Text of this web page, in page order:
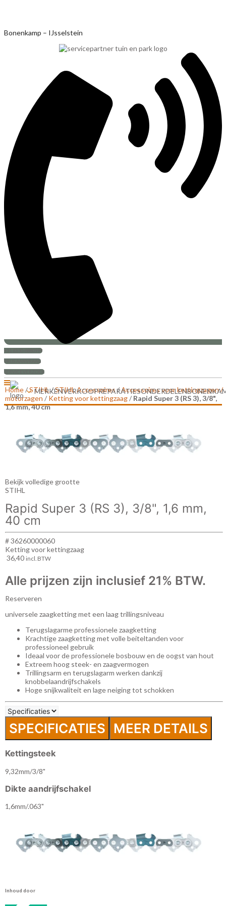
Ga
Bonenkamp – IJsselstein
+31 (0)30-6880999
PRIJS AANVRAAG
SERVICEVERZOEK
MERKENVERKOOPREPARATIESONDERDELEN
Home/STIHL/STIHL Accessoires/Accessoires voor kettingzagen /
motorzagen / Ketting voor kettingzaag/ Rapid Super 3 (RS 3), 3/8",
1,6 mm, 40 cm
Bekijk volledige grootte
STIHL
Rapid Super 3 (RS 3), 3/8", 1,6 mm,
40 cm
# 36260000060
Ketting voor kettingzaag
36,40 incl. BTW
Alle prijzen zijn inclusief 21% BTW.
Reserveren
universele zaagketting met een laag trillingsniveau
Terugslagarme professionele zaagketting
Krachtige zaagketting met volle beiteltanden voor
professioneel gebruik
Ideaal voor de professionele bosbouw en de oogst van hout
Extreem hoog steek- en zaagvermogen
Trillingsarm en terugslagarm werken dankzij
knobbelaandrijfschakels
Hoge snijkwaliteit en lage neiging tot schokken
SPECIFICATIES MEER DETAILS
Kettingsteek
9,32mm/3/8"
Dikte aandrijfschakel
1,6mm/.063"
Inhoud door